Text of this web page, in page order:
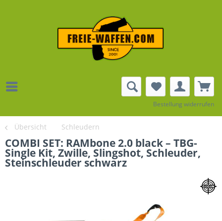
Bestellung widerrufen
Übersicht Schleudern
COMBI SET: RAMbone 2.0 black – TBG-
Single Kit, Zwille, Slingshot, Schleuder,
Steinschleuder schwarz